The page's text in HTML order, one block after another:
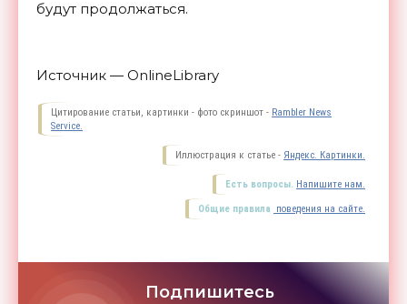
будут продолжаться.
Источник — OnlineLibrary
Цитирование статьи, картинки - фото скриншот - Rambler News
Service.
Иллюстрация к статье - Яндекс. Картинки.
Есть вопросы. Напишите нам.
Общие правила поведения на сайте.
Подпишитесь